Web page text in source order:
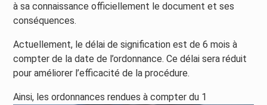
à sa connaissance officiellement le document et ses
conséquences.
Actuellement, le délai de signification est de 6 mois à
compter de la date de l’ordonnance. Ce délai sera réduit
pour améliorer l’efficacité de la procédure.
Ainsi, les ordonnances rendues à compter du 1